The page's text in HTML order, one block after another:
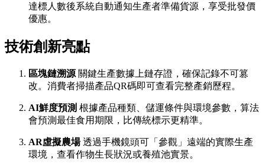
達標人數後系統自動通知生產者準備貨源，享受批發價
優惠。
技術創新亮點
區塊鏈溯源 關鍵生產數據上鏈存證，確保記錄不可篡
改。消費者掃描產品QR碼即可查看完整產銷歷程。
AI鮮度預測 根據產品種類、儲運條件與環境參數，算法
會預測最佳食用期限，比傳統標示更精準。
AR虛擬農場透過手機鏡頭可「參觀」遠端的實際生產
環境，查看作物生長狀況或養殖池實景。